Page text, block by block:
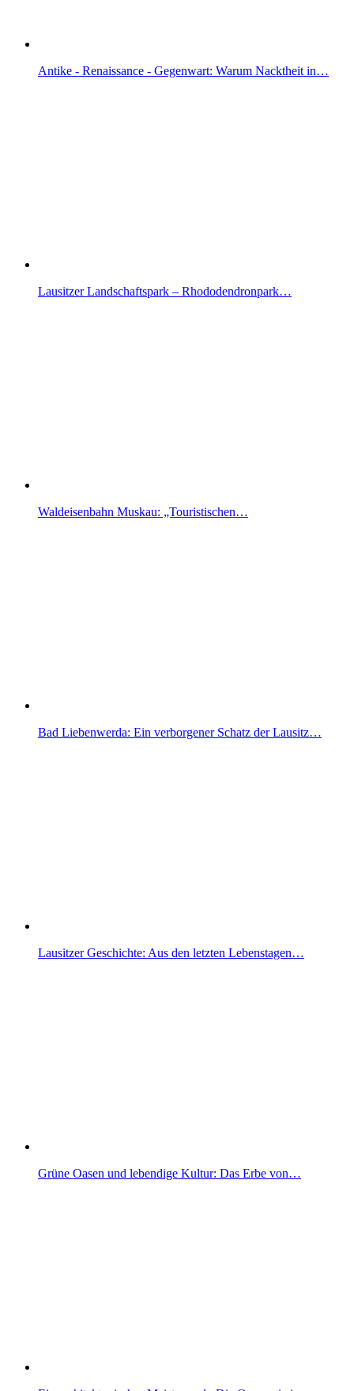
Antike - Renaissance - Gegenwart: Warum Nacktheit in…
Lausitzer Landschaftspark – Rhododendronpark…
Waldeisenbahn Muskau: „Touristischen…
Bad Liebenwerda: Ein verborgener Schatz der Lausitz…
Lausitzer Geschichte: Aus den letzten Lebenstagen…
Grüne Oasen und lebendige Kultur: Das Erbe von…